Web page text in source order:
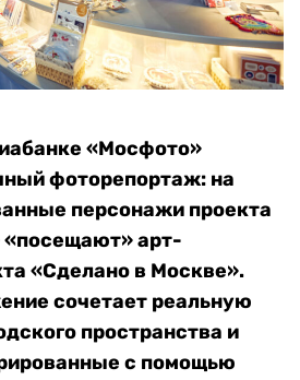
«Мосфото»
фоторепортаж: на
персонажи проекта
арт-
«Сделано в Москве».
сочетает реальную
пространства и
с помощью